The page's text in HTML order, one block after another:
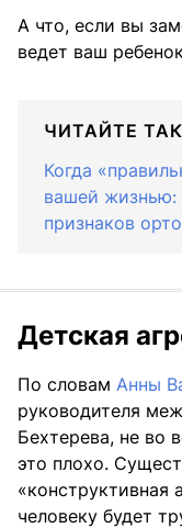
А что, если вы
ведет ваш
ЧИТАЙТЕ
Когда
вашей жизнью:
признаков
Детская
По словам Анны
руководителя
Бехтерева, не во
это плохо.
«конструктивная
человеку будет